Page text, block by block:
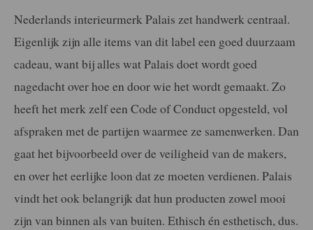
Nederlands interieurmerk Palais zet handwerk centraal.
Eigenlijk zijn alle items van dit label een goed duurzaam
cadeau, want bij alles wat Palais doet wordt goed
nagedacht over hoe en door wie het wordt gemaakt. Zo
heeft het merk zelf een Code of Conduct opgesteld, vol
afspraken met de partijen waarmee ze samenwerken. Dan
gaat het bijvoorbeeld over de veiligheid van de makers,
en over het eerlijke loon dat ze moeten verdienen. Palais
vindt het ook belangrijk dat hun producten zowel mooi
zijn van binnen als van buiten. Ethisch én esthetisch, dus.